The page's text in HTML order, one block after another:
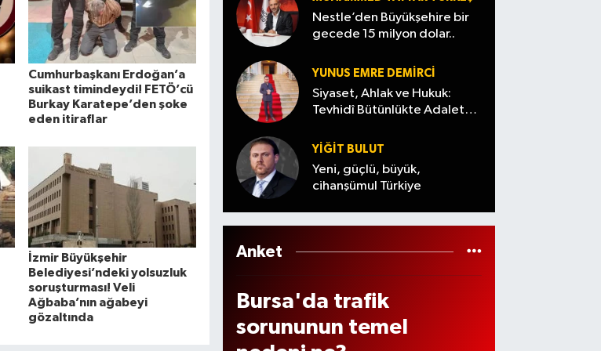
Cumhurbaşkanı Erdoğan’a
suikast timindeydi! FETÖ’cü
Burkay Karatepe’den şoke
eden itiraflar
İzmir Büyükşehir
Belediyesi’ndeki yolsuzluk
soruşturması! Veli
Ağbaba’nın ağabeyi
gözaltında
tona
yükse
liyor
haber
geldi
os
ma
andıla
r
isi! 6
Ağust
os’ta
elektr
ikler
ne
zama
n
gelec
ek?
Nestle’den Büyükşehire bir
gecede 15 milyon dolar..
YUNUS EMRE DEMIRCI
Siyaset, Ahlak ve Hukuk:
Tevhidî Bütünlükte Adalet
YİĞİT BULUT
Yeni, güçlü, büyük,
cihanşümul Türkiye
Anket
Bursa'da trafik
sorununun temel